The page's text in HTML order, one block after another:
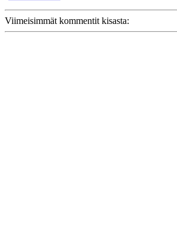
Viimeisimmät kommentit kisasta: